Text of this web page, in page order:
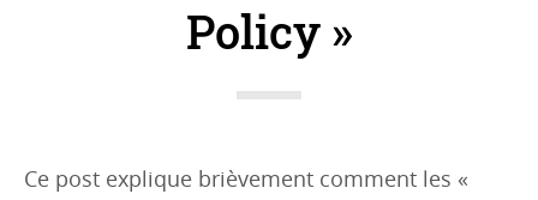
Policy »
Ce post explique brièvement comment les «